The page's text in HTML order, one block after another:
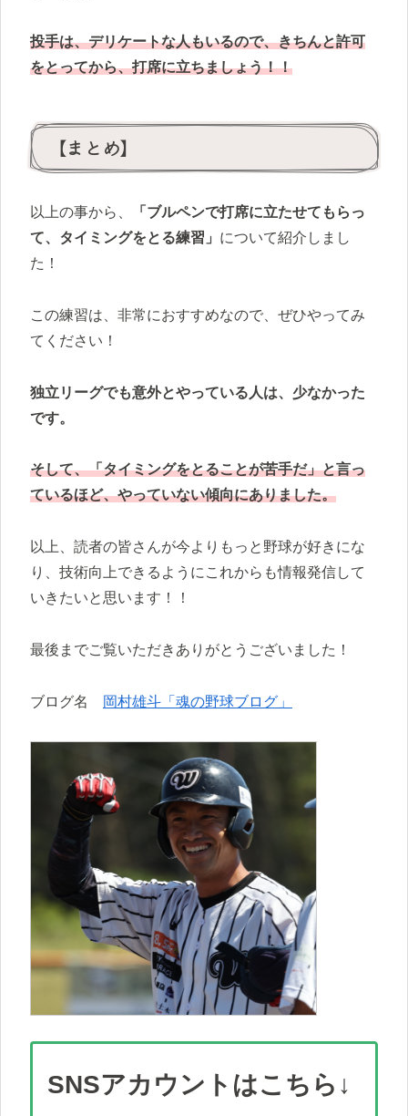
投手は、デリケートな人もいるので、きちんと許可
をとってから、打席に立ちましょう！！
【まとめ】
以上の事から、
「ブルペンで打席に立たせてもらっ
て、タイミングをとる練習」 について紹介しまし
た！
この練習は、非常におすすめなので、ぜひやってみ
てください！
独立リーグでも意外とやっている人は、少なかった
です。
そして、「タイミングをとることが苦手だ」と言っ
ているほど、やっていない傾向にありました。
以上、読者の皆さんが今よりもっと野球が好きにな
り、技術向上できるようにこれからも情報発信して
いきたいと思います！！
最後までご覧いただきありがとうございました！
ブログ名 岡村雄斗「魂の野球ブログ」
SNSアカウント はこちら↓